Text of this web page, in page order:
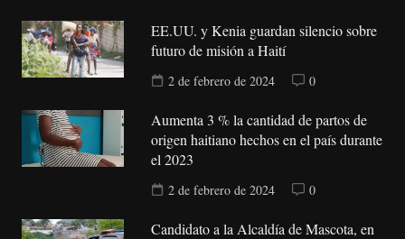
EE.UU. y Kenia guardan silencio sobre
futuro de misión a Haití
2 de febrero de 2024 0
Aumenta 3 % la cantidad de partos de
origen haitiano hechos en el país durante
el 2023
2 de febrero de 2024 0
Candidato a la Alcaldía de Mascota, en